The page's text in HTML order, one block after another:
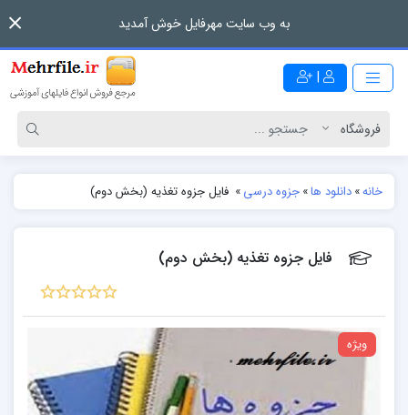
به وب سایت مهرفایل خوش آمدید
|
خانه»دانلود ها»جزوه درسی» فایل جزوه تغذیه (بخش دوم)
فایل جزوه تغذیه (بخش دوم)
ویژه